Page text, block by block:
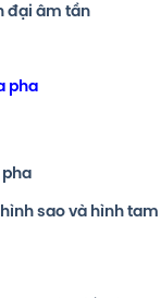
đại âm tần
pha
pha
sao và hình